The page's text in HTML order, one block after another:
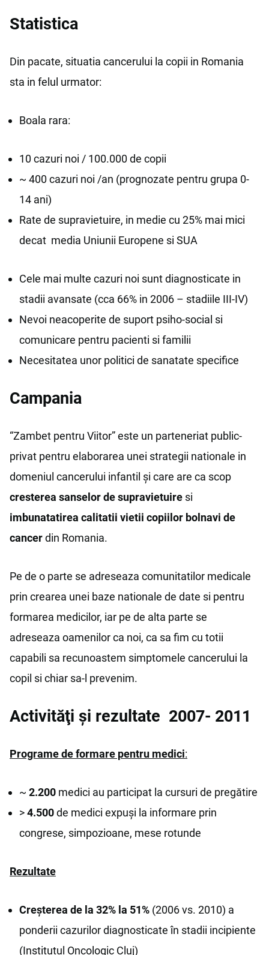
Statistica
Din pacate, situatia cancerului la copii in Romania
sta in felul urmator:
Boala rara:
10 cazuri noi / 100.000 de copii
~ 400 cazuri noi /an (prognozate pentru grupa 0-
14 ani)
Rate de supravietuire, in medie cu 25% mai mici
decat media Uniunii Europene si SUA
Cele mai multe cazuri noi sunt diagnosticate in
stadii avansate (cca 66% in 2006 – stadiile III-IV)
Nevoi neacoperite de suport psiho-social si
comunicare pentru pacienti si familii
Necesitatea unor politici de sanatate specifice
Campania
“Zambet pentru Viitor” este un parteneriat public-
privat pentru elaborarea unei strategii nationale in
domeniul cancerului infantil și care are ca scop
cresterea sanselor de supravietuire si
imbunatatirea calitatii vietii copiilor bolnavi de
cancerdin Romania.
Pe de o parte se adreseaza comunitatilor medicale
prin crearea unei baze nationale de date si pentru
formarea medicilor, iar pe de alta parte se
adreseaza oamenilor ca noi, ca sa fim cu totii
capabili sa recunoastem simptomele cancerului la
copil si chiar sa-l prevenim.
Activităţi şi rezultate 2007- 2011
Programe de formare pentru medici:
~ 2.200 medici au participat la cursuri de pregătire
>4.500de medici expuşi la informare prin
congrese, simpozioane, mese rotunde
Rezultate
Creşterea de la 32% la 51% (2006 vs. 2010) a
ponderii cazurilor diagnosticate în stadii incipiente
(Institutul Oncologic Cluj)